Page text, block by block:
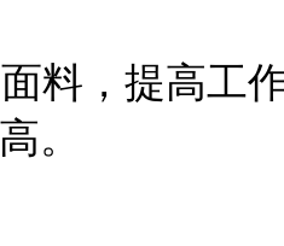
料，提高工
。